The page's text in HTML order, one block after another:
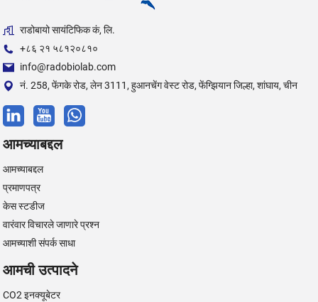
राडोबायो सायंटिफिक कं, लि.
+८६ २१ ५८१२०८१०
info@radobiolab.com
नं. 258, फेंगके रोड, लेन 3111, हुआनचेंग वेस्ट रोड, फेंग्झियान जिल्हा, शांघाय, चीन
आमच्याबद्दल
आमच्याबद्दल
प्रमाणपत्र
केस स्टडीज
वारंवार विचारले जाणारे प्रश्न
आमच्याशी संपर्क साधा
आमची उत्पादने
CO2 इनक्यूबेटर